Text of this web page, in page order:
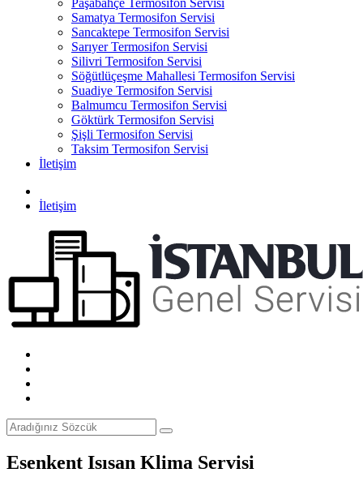
Paşabahçe Termosifon Servisi
Samatya Termosifon Servisi
Sancaktepe Termosifon Servisi
Sarıyer Termosifon Servisi
Silivri Termosifon Servisi
Söğütlüçeşme Mahallesi Termosifon Servisi
Suadiye Termosifon Servisi
Balmumcu Termosifon Servisi
Göktürk Termosifon Servisi
Şişli Termosifon Servisi
Taksim Termosifon Servisi
İletişim
İletişim
Esenkent Isısan Klima Servisi